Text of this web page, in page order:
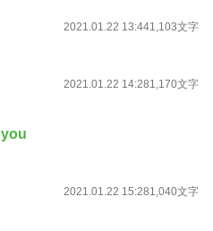
2021.01.22 13:441,103文字
2021.01.22 14:281,170文字
2021.01.22 15:281,040文字